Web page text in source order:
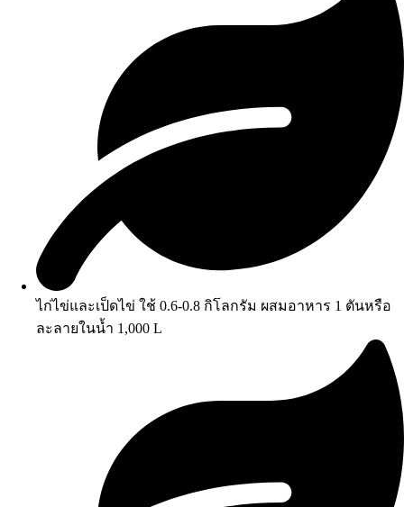
ไก่ไข่และเป็ดไข่ ใช้ 0.6-0.8 กิโลกรัม ผสมอาหาร 1 ตันหรือ
ละลายในน้ำ 1,000 L